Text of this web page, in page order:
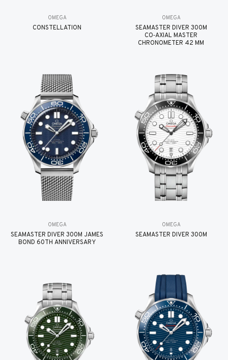
OMEGA
CONSTELLATION
OMEGA
SEAMASTER DIVER 300M
CO‑AXIAL MASTER
CHRONOMETER 42 MM
OMEGA
SEAMASTER DIVER 300M JAMES
BOND 60TH ANNIVERSARY
OMEGA
SEAMASTER DIVER 300M